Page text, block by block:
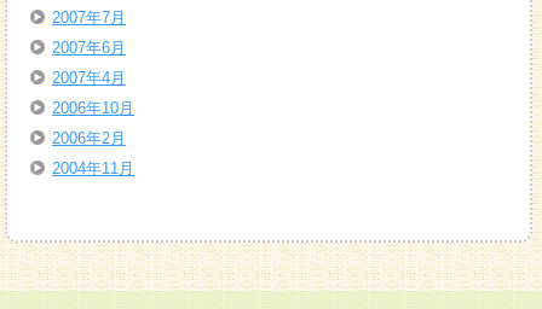
2007年7月
2007年6月
2007年4月
2006年10月
2006年2月
2004年11月